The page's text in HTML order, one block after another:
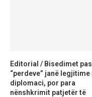
Editorial / Bisedimet pas
“perdeve” janë legjitime
diplomaci, por para
nënshkrimit patjetër të